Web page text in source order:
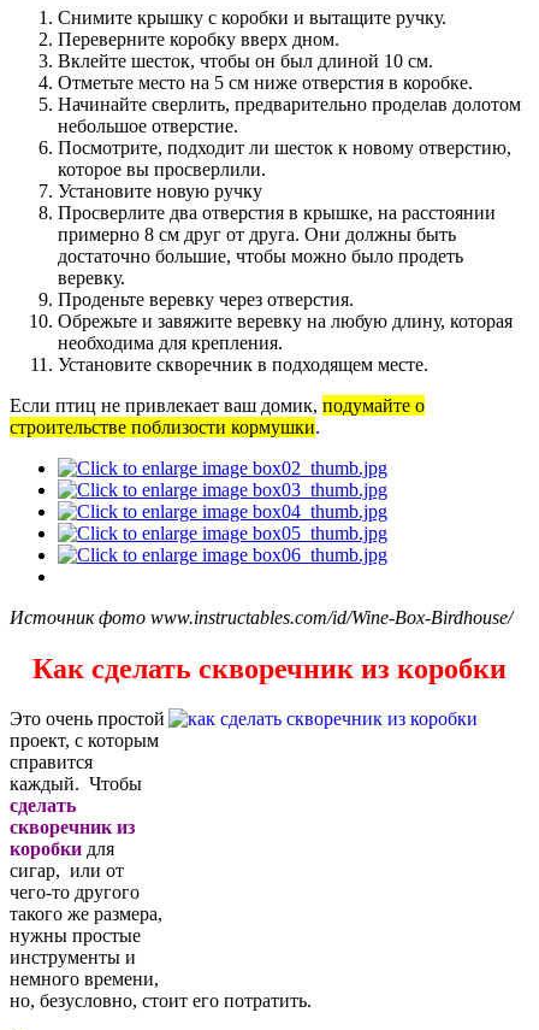
Снимите крышку с коробки и вытащите ручку.
Переверните коробку вверх дном.
Вклейте шесток, чтобы он был длиной 10 см.
Отметьте место на 5 см ниже отверстия в коробке.
Начинайте сверлить, предварительно проделав долотом
небольшое отверстие.
Посмотрите, подходит ли шесток к новому отверстию,
которое вы просверлили.
Установите новую ручку
Просверлите два отверстия в крышке, на расстоянии
примерно 8 см друг от друга. Они должны быть
достаточно большие, чтобы можно было продеть
веревку.
Проденьте веревку через отверстия.
Обрежьте и завяжите веревку на любую длину, которая
необходима для крепления.
Установите скворечник в подходящем месте.
Если птиц не привлекает ваш домик, подумайте о
строительстве поблизости кормушки.
Источник фото www.instructables.com/id/Wine-Box-Birdhouse/
Как сделать скворечник из коробки
Это очень простой
проект, с которым
справится
каждый. Чтобы
сделать
скворечник из
коробки для
сигар, или от
чего-то другого
такого же размера,
нужны простые
инструменты и
немного времени,
но, безусловно, стоит его потратить.